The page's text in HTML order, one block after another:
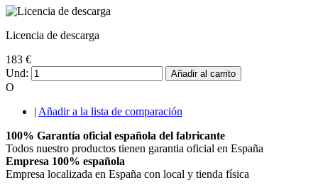
Licencia de descarga
183 €
Und:
Añadir al carrito
O
| Añadir a la lista de comparación
100% Garantía oficial española del fabricante
Todos nuestro productos tienen garantia oficial en España
Empresa 100% española
Empresa localizada en España con local y tienda física